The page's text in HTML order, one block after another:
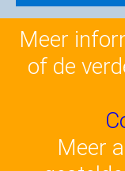
Meer
of de
Meer